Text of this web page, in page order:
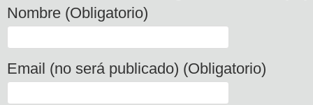
Nombre (Obligatorio)
Email (no será publicado) (Obligatorio)